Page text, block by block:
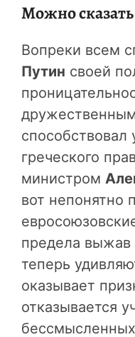
Можно сказать
Вопреки всем
Путин своей
способствовал
греческого
министром
вот непонятно
предела выжав
теперь
оказывает
отказывается